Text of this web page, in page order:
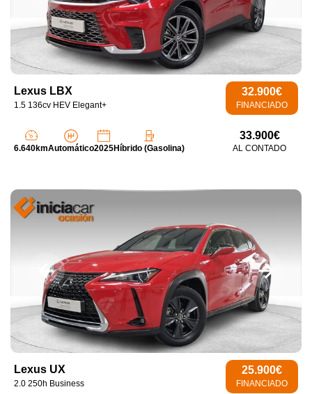
Lexus LBX
1.5 136cv HEV Elegant+
32.900€
FINANCIADO
6.640kmAutomático2025Híbrido (Gasolina)
33.900€
AL CONTADO
Lexus UX
2.0 250h Business
25.900€
FINANCIADO